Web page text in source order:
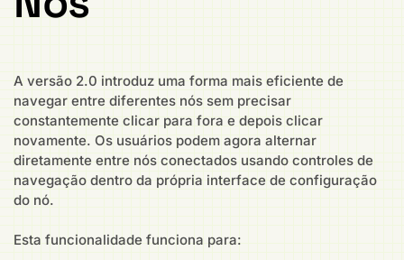
A versão 2.0 introduz uma forma mais eficiente de
navegar entre diferentes nós sem precisar
constantemente clicar para fora e depois clicar
novamente. Os usuários podem agora alternar
diretamente entre nós conectados usando controles de
navegação dentro da própria interface de configuração
do nó.
Esta funcionalidade funciona para: